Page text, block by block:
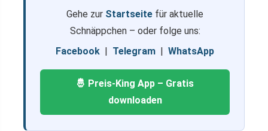
Gehe zur Startseite für aktuelle
Schnäppchen – oder folge uns:
Facebook | Telegram | WhatsApp
🤴 Preis-King App – Gratis
downloaden